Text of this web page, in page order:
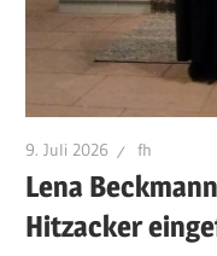
9. Juli 2026 fh
Lena
Hitzacker